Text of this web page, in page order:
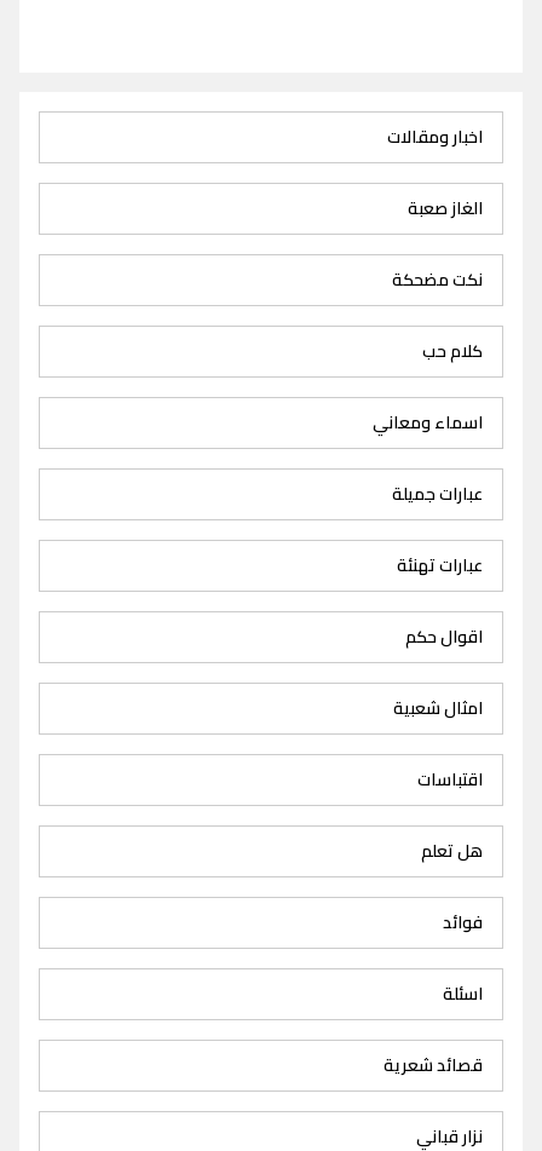
اخبار ومقالات
الغاز صعبة
نكت مضحكة
كلام حب
اسماء ومعاني
عبارات جميلة
عبارات تهنئة
اقوال حكم
امثال شعبية
اقتباسات
هل تعلم
فوائد
اسئلة
قصائد شعرية
نزار قباني